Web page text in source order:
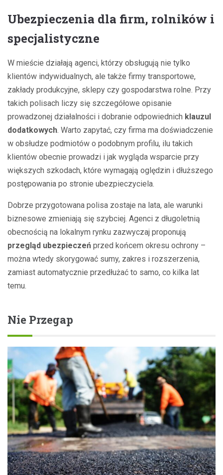
Ubezpieczenia dla firm, rolników i
specjalistyczne
W mieście działają agenci, którzy obsługują nie tylko
klientów indywidualnych, ale także firmy transportowe,
zakłady produkcyjne, sklepy czy gospodarstwa rolne. Przy
takich polisach liczy się szczegółowe opisanie
prowadzonej działalności i dobranie odpowiednich klauzul
dodatkowych. Warto zapytać, czy firma ma doświadczenie
w obsłudze podmiotów o podobnym profilu, ilu takich
klientów obecnie prowadzi i jak wygląda wsparcie przy
większych szkodach, które wymagają oględzin i dłuższego
postępowania po stronie ubezpieczyciela.
Dobrze przygotowana polisa zostaje na lata, ale warunki
biznesowe zmieniają się szybciej. Agenci z długoletnią
obecnością na lokalnym rynku zazwyczaj proponują
przegląd ubezpieczeń przed końcem okresu ochrony –
można wtedy skorygować sumy, zakres i rozszerzenia,
zamiast automatycznie przedłużać to samo, co kilka lat
temu.
Nie Przegap